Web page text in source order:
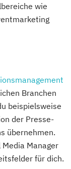
wie
Branchen
beispielsweise
der Presse-
übernehmen.
Manager
für dich.